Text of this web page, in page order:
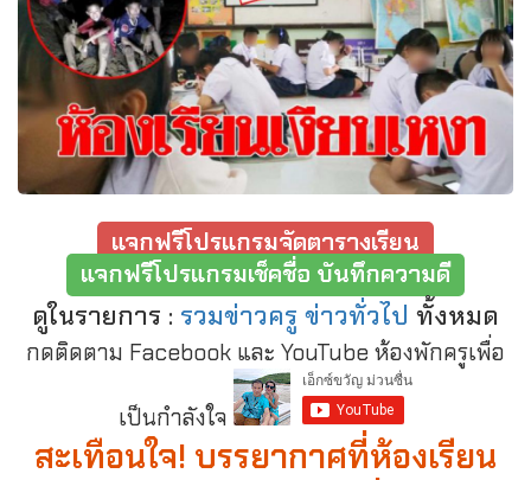
แจกฟรีโปรแกรมจัดตารางเรียน
แจกฟรีโปรแกรมเช็คชื่อ บันทึกความดี
ดูในรายการ : รวมข่าวครู ข่าวทั่วไป ทั้งหมด
กดติดตาม Facebook และ YouTube ห้องพักครูเพื่อ
เป็นกำลังใจ
สะเทือนใจ! บรรยากาศที่ห้องเรียน